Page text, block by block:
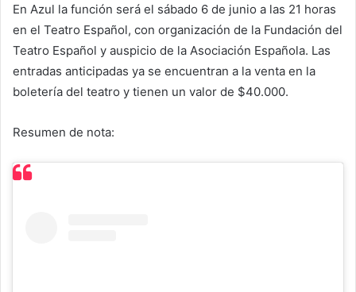
En Azul la función será el sábado 6 de junio a las 21 horas
en el Teatro Español, con organización de la Fundación del
Teatro Español y auspicio de la Asociación Española. Las
entradas anticipadas ya se encuentran a la venta en la
boletería del teatro y tienen un valor de $40.000.
Resumen de nota: